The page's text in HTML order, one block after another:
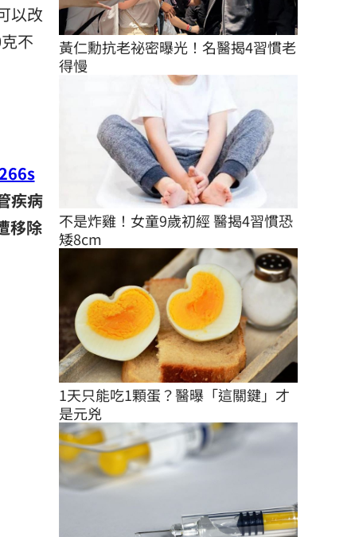
以改
不
疾病
移除
黃仁勳抗老祕密曝光！名醫揭4習慣老
得慢
不是炸雞！女童9歲初經 醫揭4習慣恐
矮8cm
1天只能吃1顆蛋？醫曝「這關鍵」才
是元兇